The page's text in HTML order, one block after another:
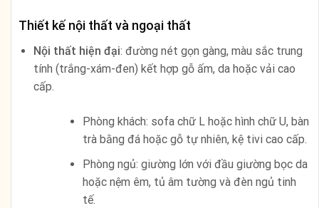
Thiết kế nội thất và ngoại thất
Nội thất hiện đại: đường nét gọn gàng, màu sắc trung
tính (trắng-xám-đen) kết hợp gỗ ấm, da hoặc vải cao
cấp.
Phòng khách: sofa chữ L hoặc hình chữ U, bàn
trà bằng đá hoặc gỗ tự nhiên, kệ tivi cao cấp.
Phòng ngủ: giường lớn với đầu giường bọc da
hoặc nệm êm, tủ âm tường và đèn ngủ tinh
tế.